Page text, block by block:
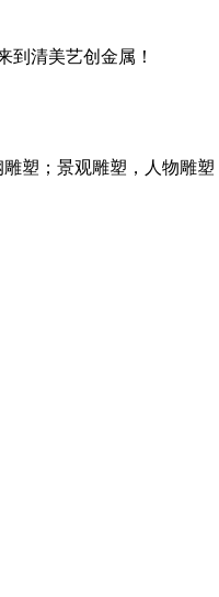
到清美艺创金属！
雕塑；景观雕塑，人物雕塑